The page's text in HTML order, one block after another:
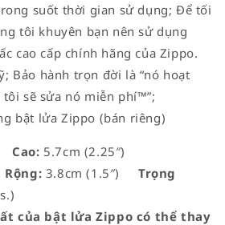
suốt thời gian sử dụng; Để tối
tôi khuyên bạn nên sử dụng
cao cấp chính hãng của Zippo.
Bảo hành trọn đời là “nó hoạt
sẽ sửa nó miễn phí™”;
bật lửa Zippo (bán riêng)
Cao: 5.7cm (2.25″)
3.8cm (1.5″)
Trọng
của bật lửa Zippo có thể thay